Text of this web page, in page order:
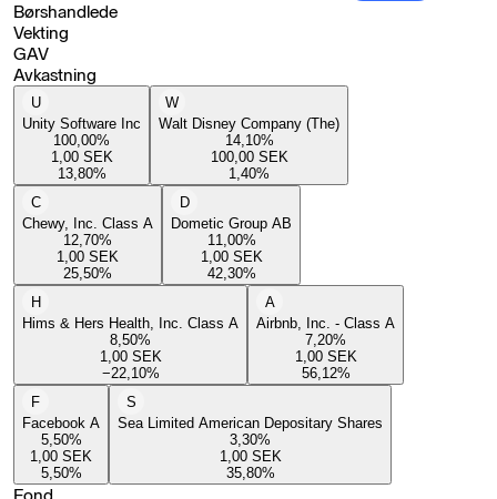
Børshandlede
Vekting
GAV
Avkastning
U
Unity Software Inc
100,00%
1,00 SEK
13,80%
W
Walt Disney Company (The)
14,10%
100,00 SEK
1,40%
C
Chewy, Inc. Class A
12,70%
1,00 SEK
25,50%
D
Dometic Group AB
11,00%
1,00 SEK
42,30%
H
Hims & Hers Health, Inc. Class A
8,50%
1,00 SEK
−22,10%
A
Airbnb, Inc. - Class A
7,20%
1,00 SEK
56,12%
F
Facebook A
5,50%
1,00 SEK
5,50%
S
Sea Limited American Depositary Shares
3,30%
1,00 SEK
35,80%